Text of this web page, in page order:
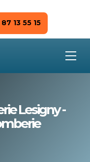
13 55 15
Lesigny -